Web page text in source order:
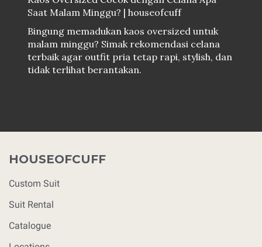
Saat Malam Minggu? | houseofcuff
Bingung memadukan kaos oversized untuk
malam minggu? Simak rekomendasi celana
terbaik agar outfit pria tetap rapi, stylish, dan
tidak terlihat berantakan.
HOUSEOFCUFF
Custom Suit
Suit Rental
Catalogue